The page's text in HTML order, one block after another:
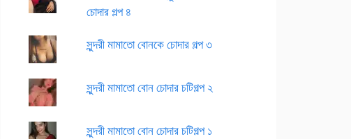
চোদার গল্প ৪
সুন্দরী মামাতো বোনকে চোদার গল্প ৩
সুন্দরী মামাতো বোন চোদার চটিগল্প ২
সুন্দরী মামাতো বোন চোদার চটিগল্প ১